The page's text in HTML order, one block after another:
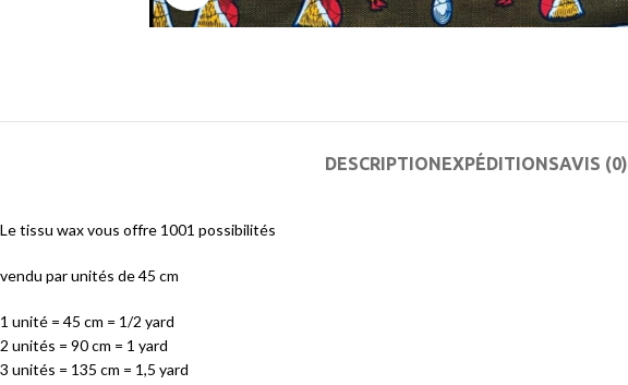
DESCRIPTIONEXPÉDITIONSAVIS (0)
Le tissu wax vous offre 1001 possibilités
vendu par unités de 45 cm
1 unité = 45 cm = 1/2 yard
2 unités = 90 cm = 1 yard
3 unités = 135 cm = 1,5 yard